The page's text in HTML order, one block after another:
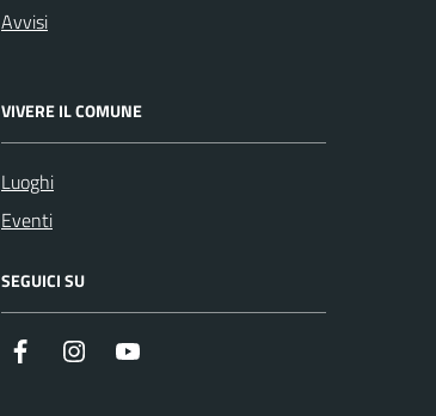
Avvisi
VIVERE IL COMUNE
Luoghi
Eventi
SEGUICI SU
Facebook Instagram